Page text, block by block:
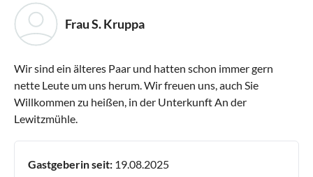
Frau S. Kruppa
Wir sind ein älteres Paar und hatten schon immer gern
nette Leute um uns herum. Wir freuen uns, auch Sie
Willkommen zu heißen, in der Unterkunft An der
Lewitzmühle.
Gastgeberin seit: 19.08.2025